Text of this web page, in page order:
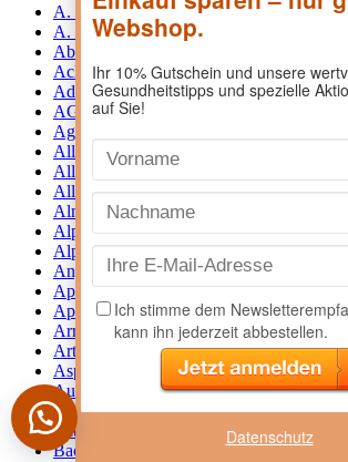
A. Menarini Pharma GmbH2
A. Vogel2
Aboca
Achselkuss10
Adler Pharma52
AGEPHA Pharma
Agiolax
Allergan2
Allergika Pharma GmbH
AllergoSan22
Almirall5
Alpinamed23
Alpine Hearing Protection5
Angelini12
Apomedica39
Apozema37
Arno Knof GmbH1
Arthrobene
Aspirin
Auberg
Avene23
Babor
Bach Rescue
Datenschutz